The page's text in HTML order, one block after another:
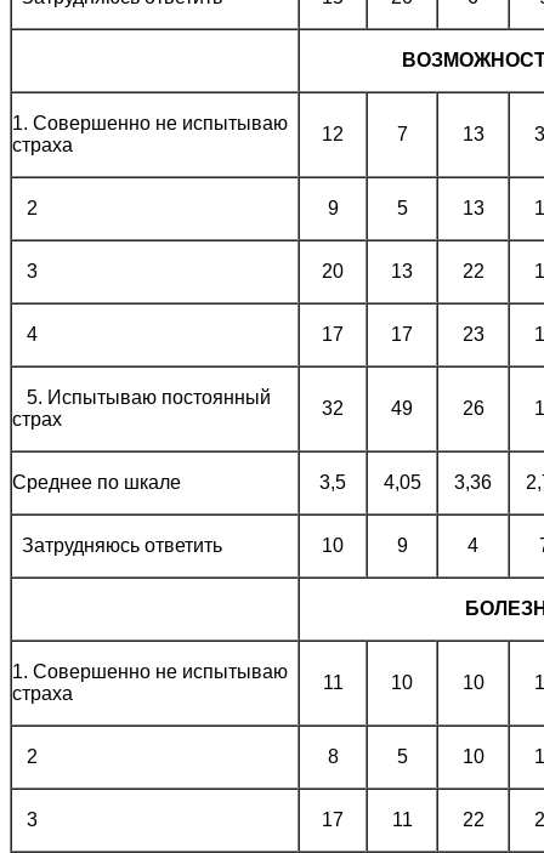
1. Совершенно не испытываю
страха
12 7 13
2 9 5 13
3 20 13 22
4 17 17 23
5. Испытываю постоянный
страх
32 49 26
Среднее по шкале 3,5 4,05 3,36
Затрудняюсь ответить 10 9 4
1. Совершенно не испытываю
страха
11 10 10
2 8 5 10
3 17 11 22